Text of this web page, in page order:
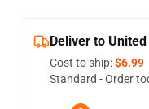
Deliver to
Cost to ship:$6.99
Standard - Order